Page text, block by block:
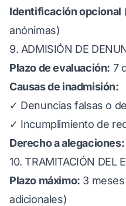
Identificación opcional
anónimas)
9. ADMISIÓN DE
Plazo de evaluación: 7
Causas de inadmisión:
✓ Denuncias falsas o
✓ Incumplimiento de
Derecho a alegaciones:
10. TRAMITACIÓN DEL
Plazo máximo: 3
adicionales)